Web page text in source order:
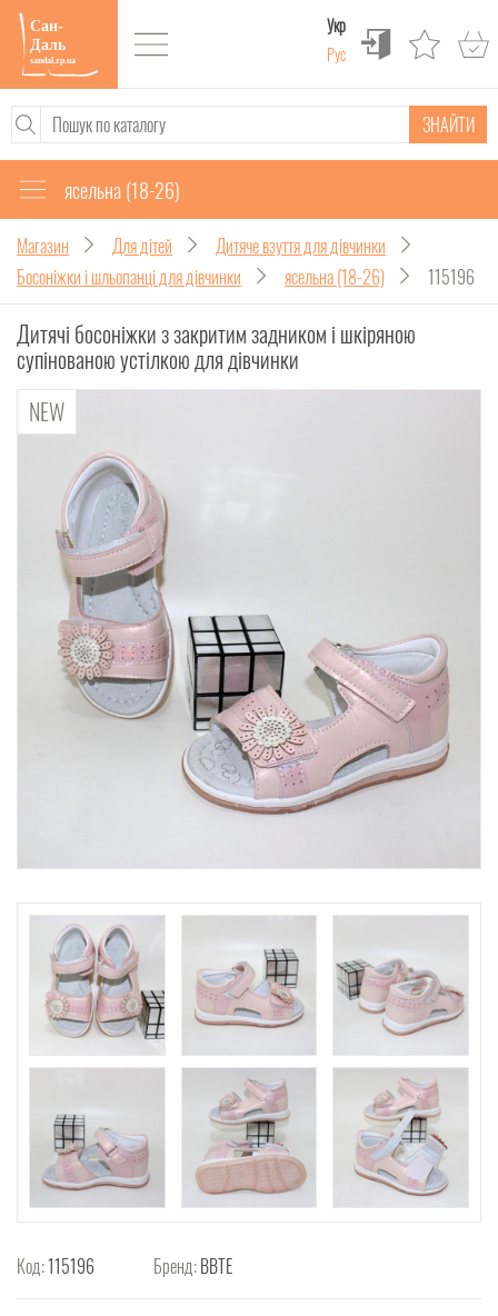
Укр
Рус
ЗНАЙТИ
ясельна (18-26)
Магазин Для дітей
Дитяче взуття для дівчинки
Босоніжки і шльопанці для дівчинки
ясельна (18-26) 115196
Дитячі босоніжки з закритим задником і шкіряною
супінованою устілкою для дівчинки
Код:115196 Бренд:ВВТЕ